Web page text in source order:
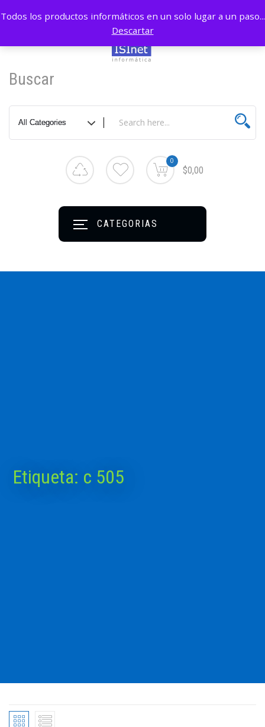
Buscar
0
$0,00
CATEGORIAS
Etiqueta: c 505
Todos los productos informáticos en un solo lugar a un paso...
Descartar